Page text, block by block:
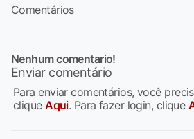
Comentários
Nenhum comentario!
Enviar comentário
Para enviar comentários, você
cliqueAqui. Para fazer login, clique